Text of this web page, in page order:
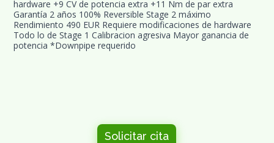
hardware +9 CV de potencia extra +11 Nm de par extra
Garantía 2 años 100% Reversible Stage 2 máximo
Rendimiento 490 EUR Requiere modificaciones de hardware
Todo lo de Stage 1 Calibracion agresiva Mayor ganancia de
potencia *Downpipe requerido
Solicitar cita